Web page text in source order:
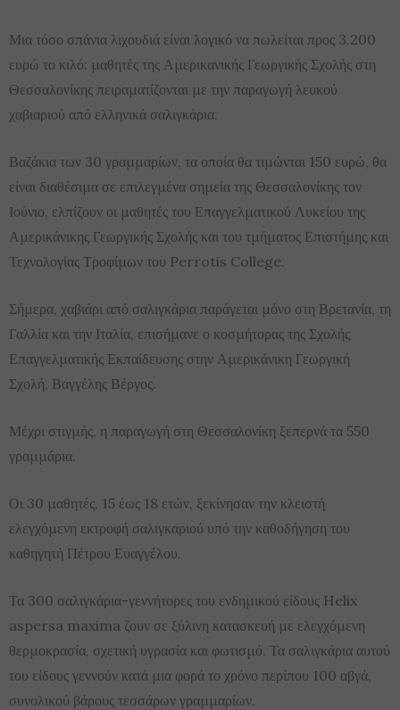
Μια τόσο σπάνια λιχουδιά είναι λογικό να πωλείται προς 3.200
ευρώ το κιλό: μαθητές της Αμερικανικής Γεωργικής Σχολής στη
Θεσσαλονίκης πειραματίζονται με την παραγωγή λευκού
χαβιαριού από ελληνικά σαλιγκάρια.
Βαζάκια των 30 γραμμαρίων, τα οποία θα τιμώνται 150 ευρώ, θα
είναι διαθέσιμα σε επιλεγμένα σημεία της Θεσσαλονίκης τον
Ιούνιο, ελπίζουν οι μαθητές του Επαγγελματικού Λυκείου της
Αμερικάνικης Γεωργικής Σχολής και του τμήματος Επιστήμης και
Τεχνολογίας Τροφίμων του Perrotis College.
Σήμερα, χαβιάρι από σαλιγκάρια παράγεται μόνο στη Βρετανία, τη
Γαλλία και την Ιταλία, επισήμανε ο κοσμήτορας της Σχολής
Επαγγελματικής Εκπαίδευσης στην Αμερικάνικη Γεωργική
Σχολή, Βαγγέλης Βέργος.
Μέχρι στιγμής, η παραγωγή στη Θεσσαλονίκη ξεπερνά τα 550
γραμμάρια.
Οι 30 μαθητές, 15 έως 18 ετών, ξεκίνησαν την κλειστή
ελεγχόμενη εκτροφή σαλιγκαριού υπό την καθοδήγηση του
καθηγητή Πέτρου Ευαγγέλου.
Τα 300 σαλιγκάρια-γεννήτορες του ενδημικού είδους Helix
aspersa maxima ζουν σε ξύλινη κατασκευή με ελεγχόμενη
θερμοκρασία, σχετική υγρασία και φωτισμό. Τα σαλιγκάρια αυτού
του είδους γεννούν κατά μια φορά το χρόνο περίπου 100 αβγά,
συνολικού βάρους τεσσάρων γραμμαρίων.